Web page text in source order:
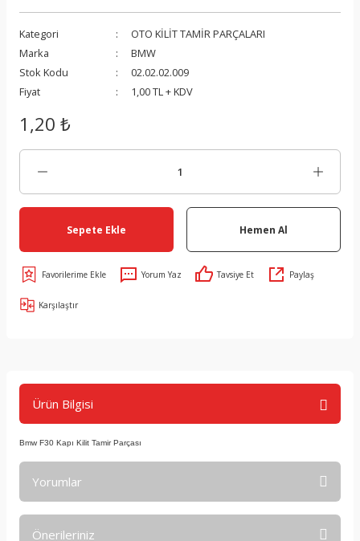
Kategori
OTO KİLİT TAMİR PARÇALARI
Marka
BMW
Stok Kodu
02.02.02.009
Fiyat
1,00 TL + KDV
1,20 ₺
Sepete Ekle Hemen Al
Yorum Yaz Tavsiye Et Paylaş
Karşılaştır
Ürün Bilgisi
Bmw F30 Kapı Kilit Tamir Parçası
Yorumlar
Önerileriniz